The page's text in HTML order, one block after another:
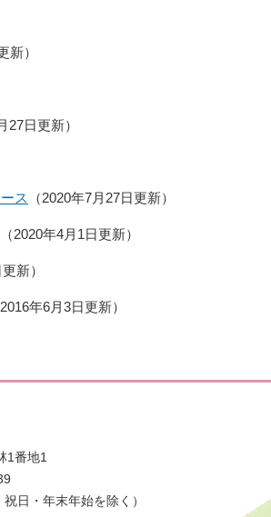
新
27日更新
ス 2020年7月27日更新
2020年4月1日更新
更新
2016年6月3日更新
1番地1
日・年末年始を除く）